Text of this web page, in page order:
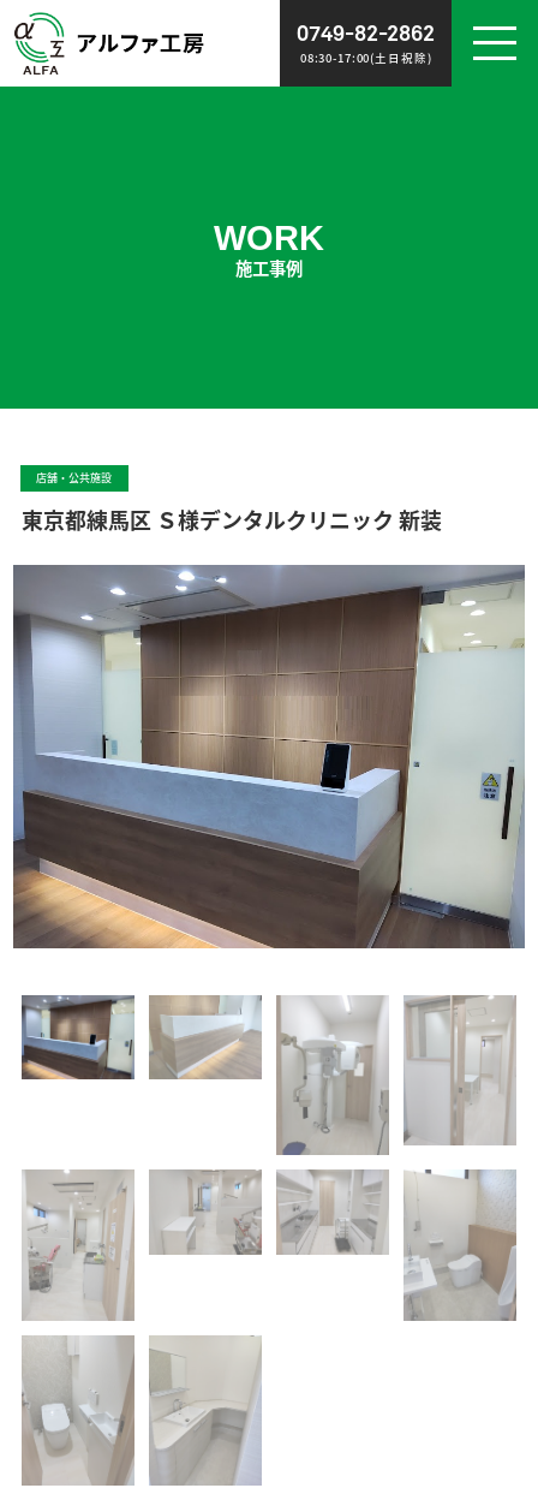
0749-82-2862
08:30-17:00(土日祝除)
WORK
施工事例
店舗・公共施設
東京都練馬区 Ｓ様デンタルクリニック 新装